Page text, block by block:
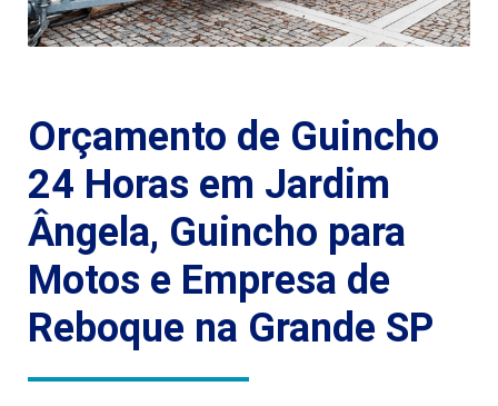
Orçamento de Guincho
24 Horas em Jardim
Ângela, Guincho para
Motos e Empresa de
Reboque na Grande SP